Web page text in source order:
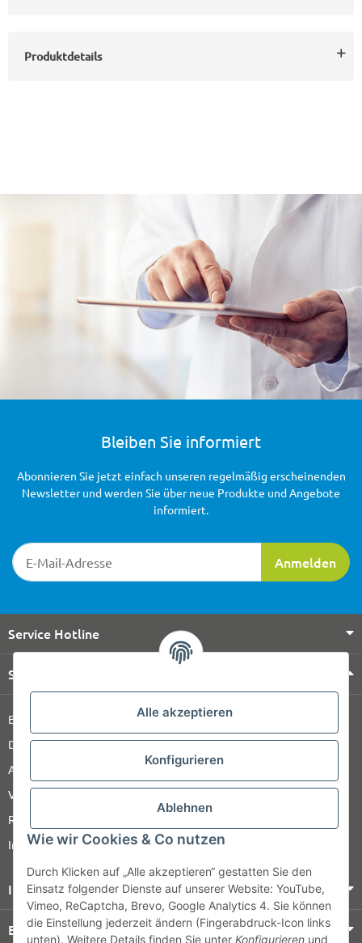
Alle akzeptieren
Konfigurieren
Ablehnen
Wie wir Cookies & Co nutzen
Durch Klicken auf „Alle akzeptieren“ gestatten Sie den
Einsatz folgender Dienste auf unserer Website: YouTube,
Vimeo, ReCaptcha, Brevo, Google Analytics 4. Sie können
die Einstellung jederzeit ändern (Fingerabdruck-Icon links
unten). Weitere Details finden Sie unter Konfigurieren und
Produktdetails
Bleiben Sie informiert
Newsletter-Registrierung
Anmelden
Abonnieren Sie jetzt einfach unseren regelmäßig erscheinenden
Newsletter und werden Sie über neue Produkte und Angebote
informiert.
Service Hotline
Shop Service
Barrierefreiheitserklärung
Datenschutz
AGB
Versandinformationen
Retour
Impressum
Informationen
Bezahlung & Versand